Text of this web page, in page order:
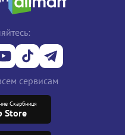
сервисам
Скарбниця
Store